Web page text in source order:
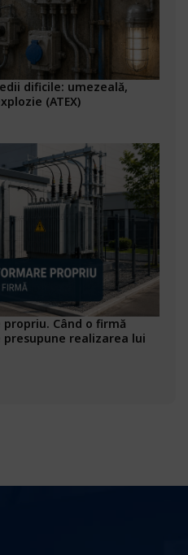
dificile: umezeală,
(ATEX)
Când o firmă
presupune realizarea lui